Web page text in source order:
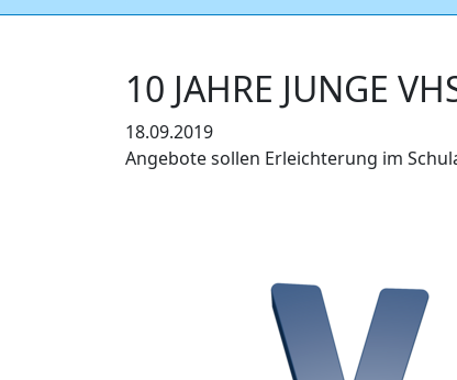
10 JAHRE JUNGE
18.09.2019
Angebote sollen Erleichterung im